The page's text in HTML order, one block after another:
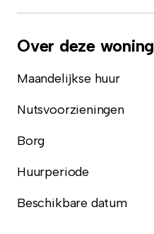
Over deze woning
Maandelijkse huur
Nutsvoorzieningen
Borg
Huurperiode
Beschikbare datum